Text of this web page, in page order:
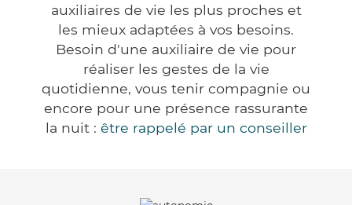
auxiliaires de vie les plus proches et
les mieux adaptées à vos besoins.
Besoin d'une auxiliaire de vie pour
réaliser les gestes de la vie
quotidienne, vous tenir compagnie ou
encore pour une présence rassurante
la nuit : être rappelé par un conseiller